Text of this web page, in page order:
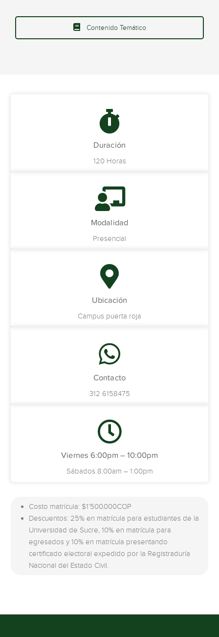
Contenido Temático
Duración
120 Horas
Modalidad
Presencial
Ubicación
Campus puerta roja
Contacto
312 6158475
Viernes 6:00pm – 10:00pm
Sábados 8:00am – 1:00pm
Costo matrícula: $1’500.000COP
Descuentos: 25% en matrícula para estudiantes de la
Universidad de Sucre, 10% en matrícula para
egresados y 10% en matrícula presentando
certificado electoral expedido por la Registraduría
Nacional del Estado Civil.